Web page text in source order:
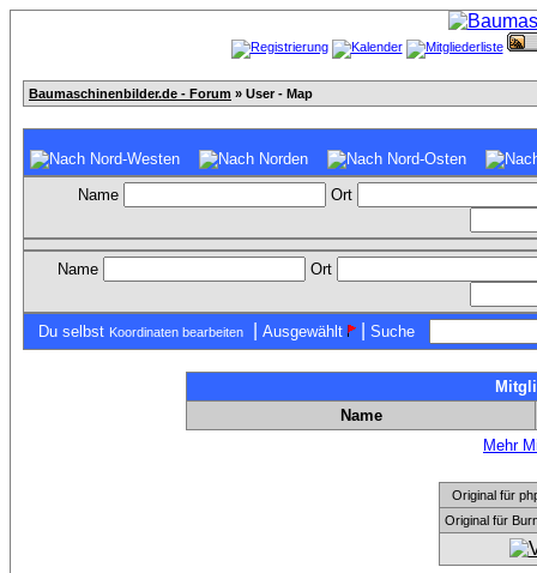
Baumaschinenbilder.de - Forum » User - Map
Name Ort
Name Ort
Du selbst Koordinaten bearbeiten Ausgewählt | Suche
Name
Mehr
Original für
Original für